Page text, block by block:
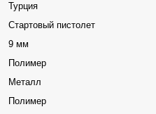
Турция
Стартовый пистолет
9 мм
Полимер
Металл
Полимер